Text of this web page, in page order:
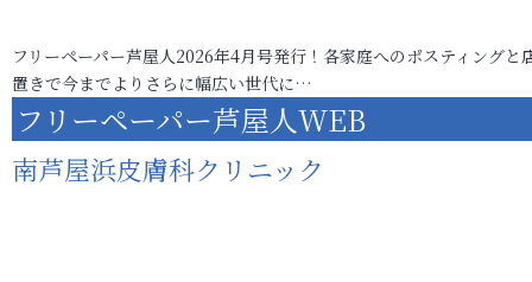
フリーペーパー芦屋人2026年4月号発行！各家庭へのポスティングと
置きで今までよりさらに幅広い世代に…
フリーペーパー芦屋人WEB
南芦屋浜皮膚科クリニック